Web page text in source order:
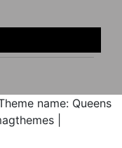
la
2017
Cauca
name: Queens